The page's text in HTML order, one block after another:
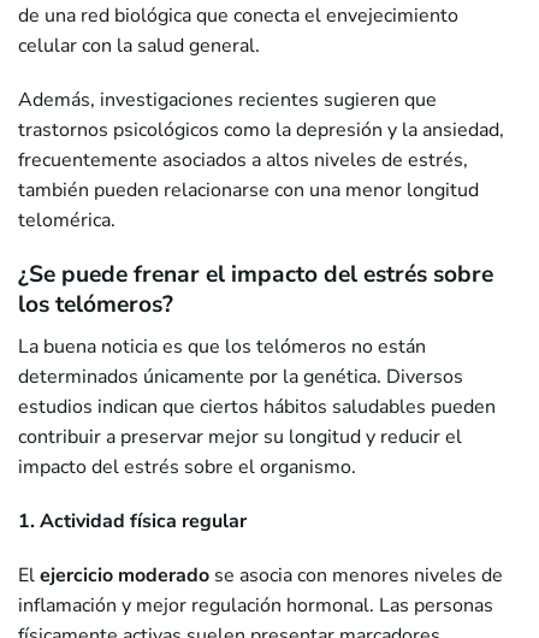
de una red biológica que conecta el envejecimiento
celular con la salud general.
Además, investigaciones recientes sugieren que
trastornos psicológicos como la depresión y la ansiedad,
frecuentemente asociados a altos niveles de estrés,
también pueden relacionarse con una menor longitud
telomérica.
¿Se puede frenar el impacto del estrés sobre
los telómeros?
La buena noticia es que los telómeros no están
determinados únicamente por la genética. Diversos
estudios indican que ciertos hábitos saludables pueden
contribuir a preservar mejor su longitud y reducir el
impacto del estrés sobre el organismo.
1. Actividad física regular
Elejercicio moderado se asocia con menores niveles de
inflamación y mejor regulación hormonal. Las personas